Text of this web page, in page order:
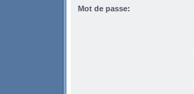
Mot de passe: